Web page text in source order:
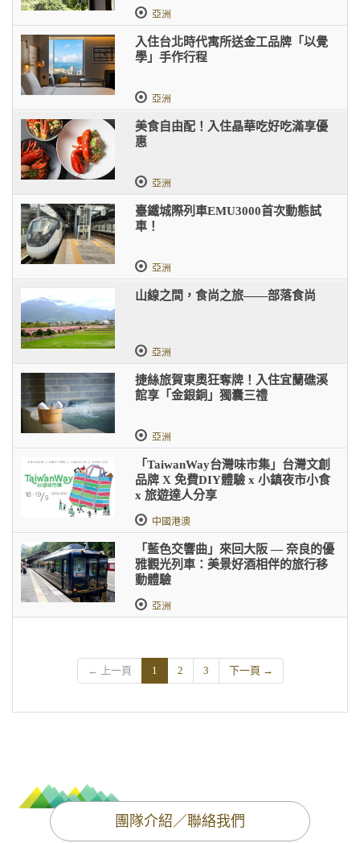
亞洲
入住台北時代寓所送金工品牌「以覺
學」手作行程
亞洲
美食自由配！入住晶華吃好吃滿享優
惠
亞洲
臺鐵城際列車EMU3000首次動態試
車！
亞洲
山線之間，食尚之旅——部落食尚
亞洲
捷絲旅賀東奧狂奪牌！入住宜蘭礁溪
館享「金銀銅」獨囊三禮
亞洲
「TaiwanWay台灣味市集」台灣文創
品牌 X 免費DIY體驗 x 小鎮夜市小食
x 旅遊達人分享
中國港澳
「藍色交響曲」來回大阪 — 奈良的優
雅觀光列車：美景好酒相伴的旅行移
動體驗
亞洲
← 上一頁 1 2 3 下一頁 →
團隊介紹／聯絡我們